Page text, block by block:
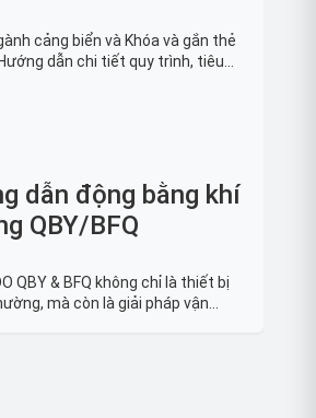
cảng biển và Khóa và gắn thẻ
dẫn chi tiết quy trình, tiêu
Giải pháp LOTO trong công nghiệp
dẫn động bằng khí
QBY/BFQ
QBY & BFQ không chỉ là thiết bị
mà còn là giải pháp vận